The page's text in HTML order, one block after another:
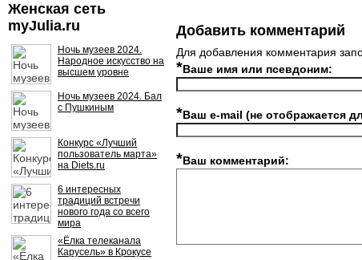
Женская сеть
myJulia.ru
Ночь музеев 2024.
Народное искусство на
высшем уровне
Ночь музеев 2024. Бал
с Пушкиным
Конкурс «Лучший
пользователь марта»
на Diets.ru
6 интересных
традиций встречи
нового года со всего
мира
«Ёлка телеканала
Карусель» в Крокусе
Добавить комментарий
Для добавления комментария
*Ваше имя или псевдоним:
*Ваш e-mail (не отображается
*Ваш комментарий: